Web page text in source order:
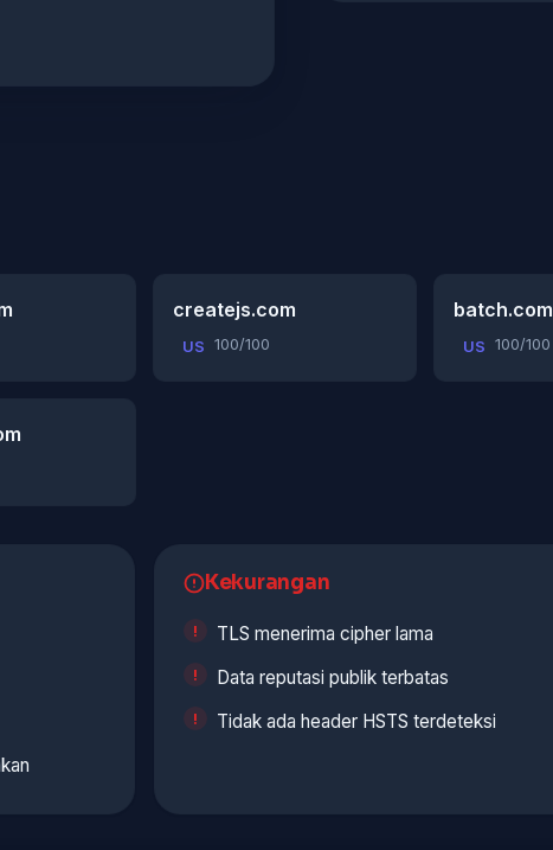
createjs.com
US 100/100
batch.com
US 100/100
Kekurangan
TLS menerima cipher lama
Data reputasi publik terbatas
Tidak ada header HSTS terdeteksi